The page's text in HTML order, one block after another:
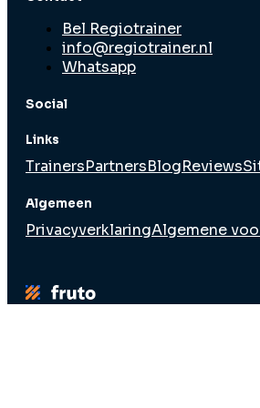
Bel Regiotrainer
info@regiotrainer.nl
Whatsapp
Social
Links
TrainersPartnersBlogReviews
Algemeen
PrivacyverklaringAlgemene